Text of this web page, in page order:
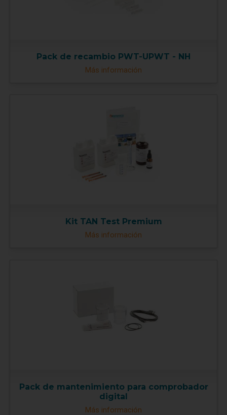
Pack de recambio PWT-UPWT - NH
Más información
Kit TAN Test Premium
Más información
Pack de mantenimiento para comprobador
digital
Más información